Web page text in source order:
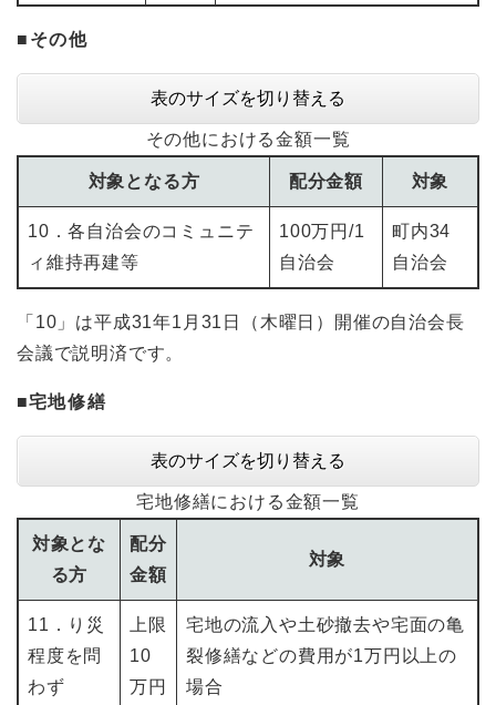
■その他
表のサイズを切り替える
その他における金額一覧
対象となる方 配分金額 対象
10．各自治会のコミュニテ
ィ維持再建等
100万円/1
自治会
町内34
自治会
「10」は平成31年1月31日（木曜日）開催の自治会長
会議で説明済です。
■宅地修繕
表のサイズを切り替える
宅地修繕における金額一覧
対象とな
る方
配分
金額
対象
11．り災
程度を問
わず
上限
10
万円
宅地の流入や土砂撤去や宅面の亀
裂修繕などの費用が1万円以上の
場合